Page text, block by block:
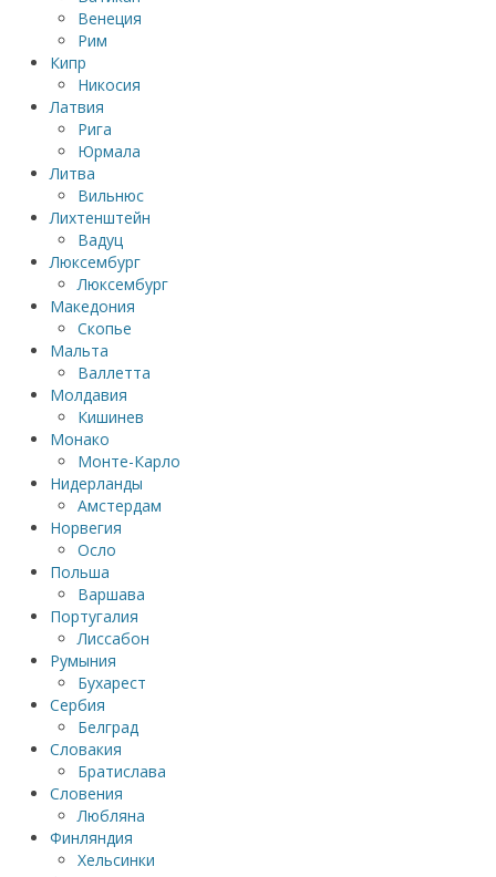
Венеция
Рим
Кипр
Никосия
Латвия
Рига
Юрмала
Литва
Вильнюс
Лихтенштейн
Вадуц
Люксембург
Люксембург
Македония
Скопье
Мальта
Валлетта
Молдавия
Кишинев
Монако
Монте-Карло
Нидерланды
Амстердам
Норвегия
Осло
Польша
Варшава
Португалия
Лиссабон
Румыния
Бухарест
Сербия
Белград
Словакия
Братислава
Словения
Любляна
Финляндия
Хельсинки